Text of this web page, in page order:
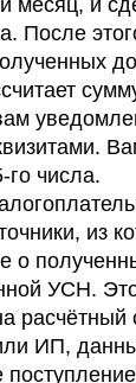
месяц, и
После
го числа.
из
о
УСН.
расчётный
ИП,